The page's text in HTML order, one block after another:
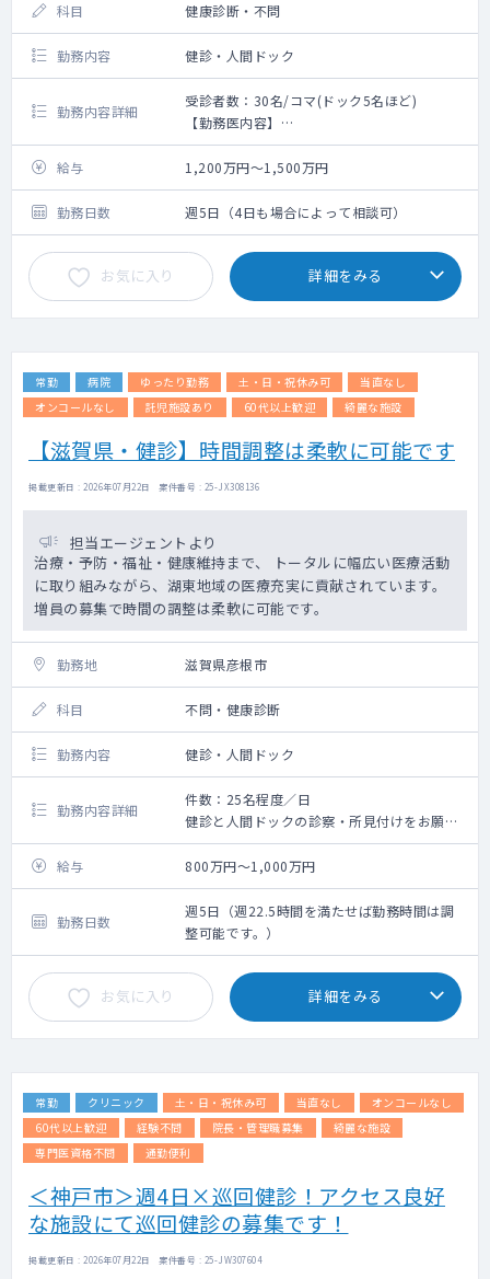
科目 健康診断・不問
勤務内容 健診・人間ドック
勤務内容詳細
受診者数：30名/コマ(ドック5名ほど)
【勤務医内容】
健診専任のドクターとして、来られた方の人
間ドック、検診を行っていただきます。
内科診察～結果の所見作成～内視鏡検査まで
幅広くお願いいたします。(内視鏡はなしでも
可能)
※要：心電図読影
※放射線科医師の読影バックアップあり
給与 1,200万円～1,500万円
勤務日数 週5日（4日も場合によって相談可）
お気に入り 詳細をみる
常勤 病院 ゆったり勤務 土・日・祝休み可
当直なし
オンコールなし
託児施設あり 60代以上歓迎 綺麗な施設
【滋賀県・健診】時間調整は柔軟に可能です
掲載更新日 : 2026年07月22日 案件番号 : 25-JX308136
担当エージェントより
治療・予防・福祉・健康維持まで、 トータルに幅広い医療活動
に取り組みながら、湖東地域の医療充実に貢献されています。
増員の募集で時間の調整は柔軟に可能です。
勤務地 滋賀県彦根市
科目 不問・健康診断
勤務内容 健診・人間ドック
勤務内容詳細
件数：25名程度／日
健診と人間ドックの診察・所見付けをお願い
いたします。
給与
800万円～1,000万円
勤務日数
週5日（週22.5時間を満たせば勤務時間は調
整可能です。）
お気に入り 詳細をみる
常勤 クリニック 土・日・祝休み可 当直なし
オンコールなし
60代以上歓迎
経験不問 院長・管理職募集
綺麗な施設
専門医資格不問
通勤便利
＜神戸市＞週4日×巡回健診！アクセス良好
な施設にて巡回健診の募集です！
掲載更新日 : 2026年07月22日 案件番号 : 25-JW307604